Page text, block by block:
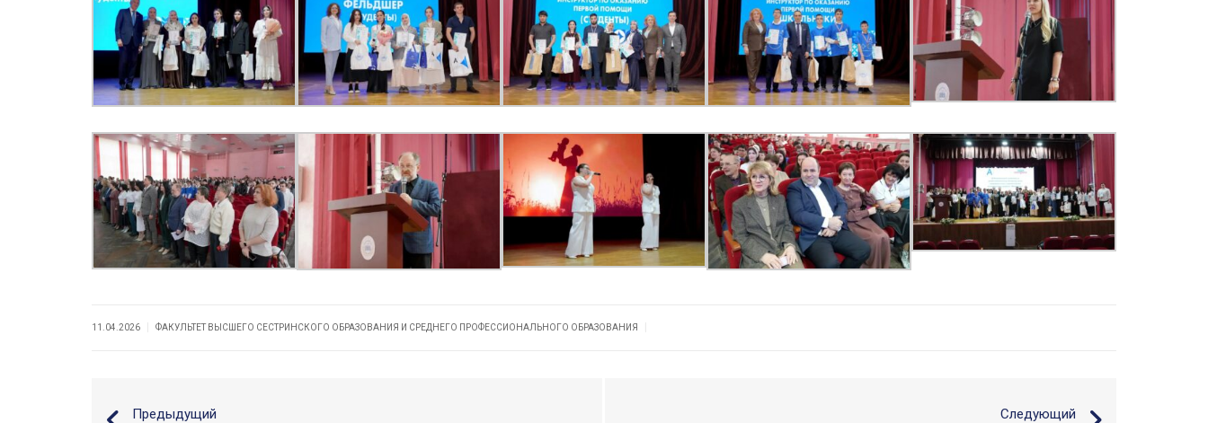
11.04.2026 ФАКУЛЬТЕТ ВЫСШЕГО СЕСТРИНСКОГО ОБРАЗОВАНИЯ И СРЕДНЕГО ПРОФЕССИОНАЛЬНОГО ОБРАЗОВАНИЯ
Предыдущий
Следующий